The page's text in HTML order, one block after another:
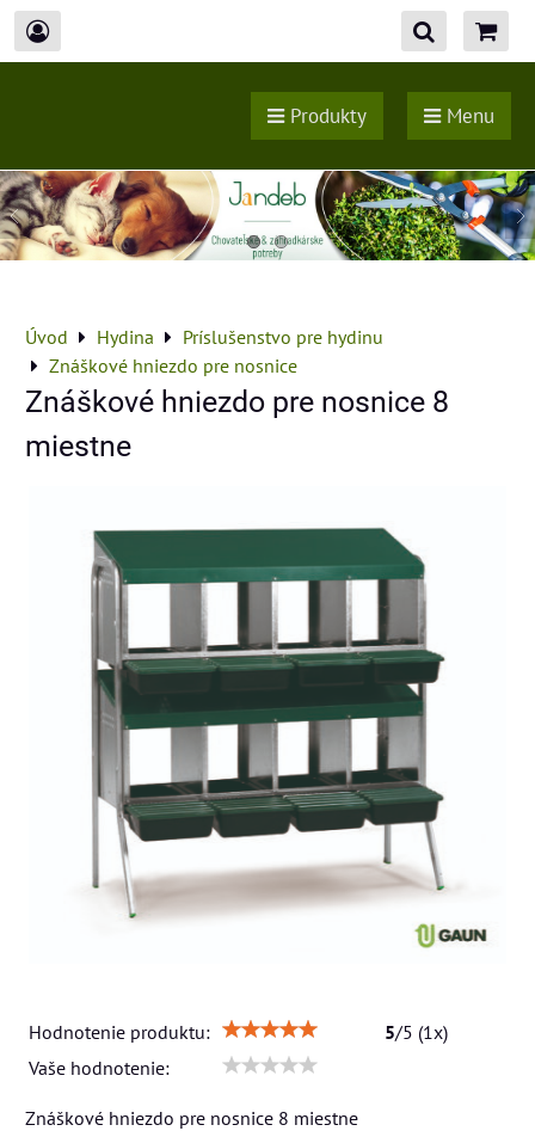
Produkty Menu
Úvod Hydina
Príslušenstvo pre hydinu
Znáškové hniezdo pre nosnice
Znáškové hniezdo pre nosnice 8
miestne
Hodnotenie produktu: 5/5 (1x)
Vaše hodnotenie:
Znáškové hniezdo pre nosnice 8 miestne